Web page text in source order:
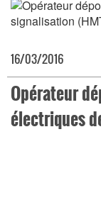
16/03/2016
Opérateur
électriques